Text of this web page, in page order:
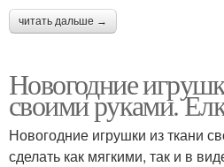
читать дальше →
Новогодние
своими руками.
Новогодние игрушки из ткани
сделать как мягкими, так и в